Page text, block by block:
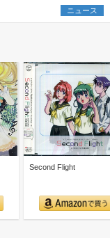
ニュース
Second Flight